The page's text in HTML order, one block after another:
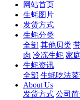
网站首页
生蚝图片
发货方式
生蚝分类
全部 其他贝类
肉 冷冻生蚝 家
生蚝资讯
全部 生蚝吃法
About Us
发货方式 公司